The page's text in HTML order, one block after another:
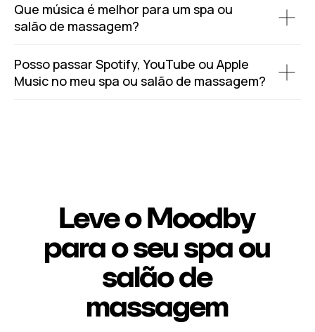
Que música é melhor para um spa ou
salão de massagem?
Posso passar Spotify, YouTube ou Apple
Music no meu spa ou salão de massagem?
Leve o Moodby
para o seu spa ou
salão de
massagem